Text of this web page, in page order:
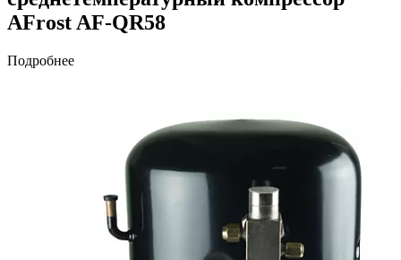
AFrost AF-QR58
Подробнее